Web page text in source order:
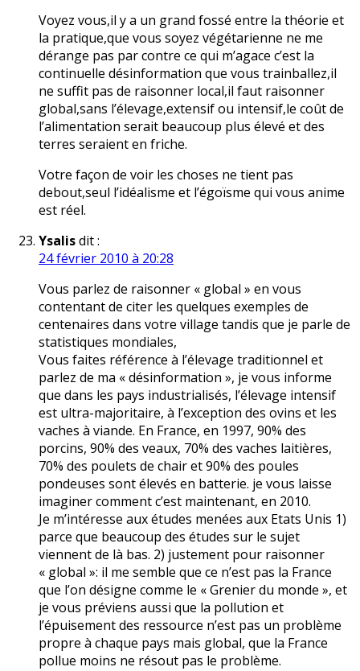
Voyez vous,il y a un grand fossé entre la théorie et
la pratique,que vous soyez végétarienne ne me
dérange pas par contre ce qui m’agace c’est la
continuelle désinformation que vous trainballez,il
ne suffit pas de raisonner local,il faut raisonner
global,sans l’élevage,extensif ou intensif,le coût de
l’alimentation serait beaucoup plus élevé et des
terres seraient en friche.
Votre façon de voir les choses ne tient pas
debout,seul l’idéalisme et l’égoïsme qui vous anime
est réel.
Ysalisdit :
24 février 2010 à 20:28
Vous parlez de raisonner « global » en vous
contentant de citer les quelques exemples de
centenaires dans votre village tandis que je parle de
statistiques mondiales,
Vous faites référence à l’élevage traditionnel et
parlez de ma « désinformation », je vous informe
que dans les pays industrialisés, l’élevage intensif
est ultra-majoritaire, à l’exception des ovins et les
vaches à viande. En France, en 1997, 90% des
porcins, 90% des veaux, 70% des vaches laitières,
70% des poulets de chair et 90% des poules
pondeuses sont élevés en batterie. je vous laisse
imaginer comment c’est maintenant, en 2010.
Je m’intéresse aux études menées aux Etats Unis 1)
parce que beaucoup des études sur le sujet
viennent de là bas. 2) justement pour raisonner
« global »: il me semble que ce n’est pas la France
que l’on désigne comme le « Grenier du monde », et
je vous préviens aussi que la pollution et
l’épuisement des ressource n’est pas un problème
propre à chaque pays mais global, que la France
pollue moins ne résout pas le problème.